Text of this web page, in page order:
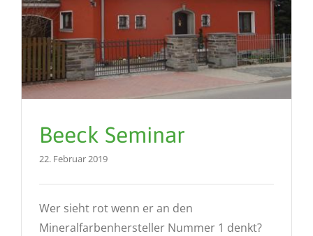
Beeck Seminar
22. Februar 2019
Wer sieht rot wenn er an den
Mineralfarbenhersteller Nummer 1 denkt?